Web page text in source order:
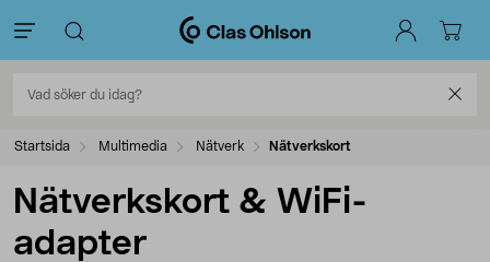
Startsida Multimedia Nätverk Nätverkskort
Nätverkskort & WiFi-
adapter